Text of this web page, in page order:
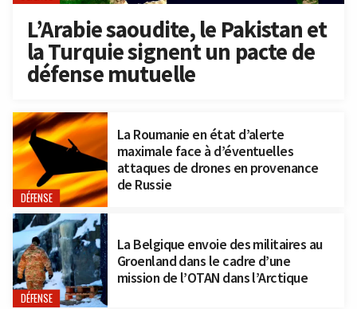
L’Arabie saoudite, le Pakistan et
la Turquie signent un pacte de
défense mutuelle
DÉFENSE
La Roumanie en état d’alerte
maximale face à d’éventuelles
attaques de drones en provenance
de Russie
DÉFENSE
La Belgique envoie des militaires au
Groenland dans le cadre d’une
mission de l’OTAN dans l’Arctique